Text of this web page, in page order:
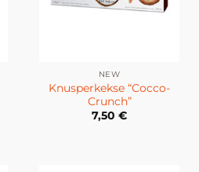
NEW
Knusperkekse “Cocco-
Crunch”
7,50 €